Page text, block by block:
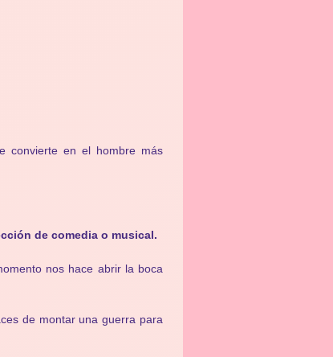
convierte en el hombre más
de comedia o musical.
nos hace abrir la boca
de montar una guerra para